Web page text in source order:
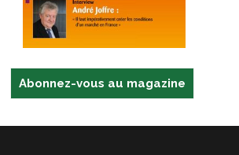
Abonnez-vous au magazine